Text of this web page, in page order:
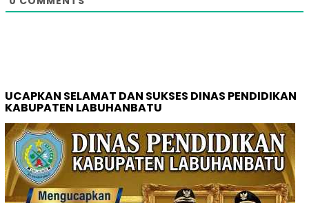
UCAPKAN SELAMAT DAN SUKSES DINAS PENDIDIKAN
KABUPATEN LABUHANBATU